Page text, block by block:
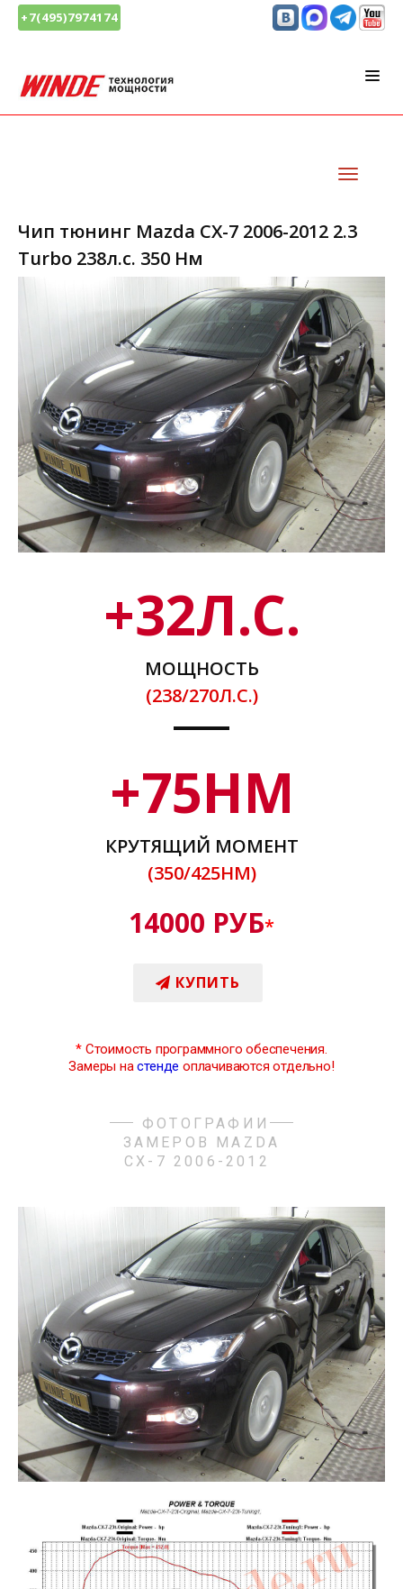
+7(495)7974174
Чип тюнинг Mazda CX-7 2006-2012 2.3
Turbo 238л.с. 350 Нм
+32Л.С.
МОЩНОСТЬ
(238/270Л.С.)
+75НМ
КРУТЯЩИЙ МОМЕНТ
(350/425НМ)
14000 РУБ*
КУПИТЬ
* Стоимость программного обеспечения.
Замеры настенде оплачиваются отдельно!
ФОТОГРАФИИ
ЗАМЕРОВ MAZDA
CX-7 2006-2012